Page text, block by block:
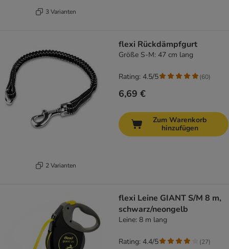
3 Varianten
2 Varianten
flexi Rückdämpfgurt
Größe S-M: 47 cm lang
6,69 €
Rating: 4.5/5 (60)
Zum Warenkorb
hinzufügen
flexi Leine GIANT S/M 8 m,
schwarz/neongelb
Leine: 8 m lang
Rating: 4.4/5 (27)